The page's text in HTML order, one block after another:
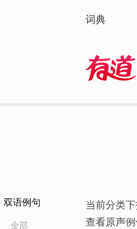
词典
双语例句
全部
当前分类
查看原声